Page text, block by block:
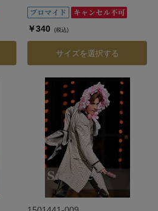
￥340 (税込)
サイズを選択する